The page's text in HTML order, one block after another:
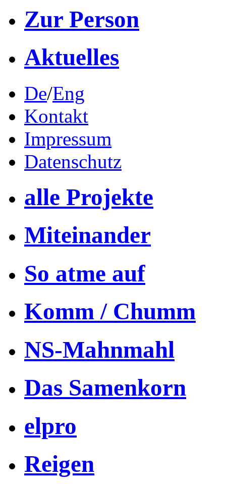
Zur Person
Aktuelles
De/Eng
Kontakt
Impressum
Datenschutz
alle Projekte
Miteinander
So atme auf
Komm / Chumm
NS-Mahnmahl
Das Samenkorn
elpro
Reigen